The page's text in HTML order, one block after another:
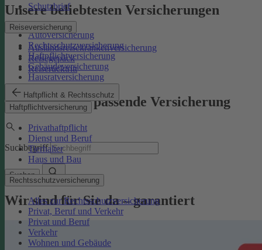
Schutzbrief
Reiseversicherung
Auslandsreisekrankenversicherung
Reisegepäck
Reiserücktritt
Haftpflicht & Rechtsschutz
Haftpflichtversicherung
Privathaftpflicht
Dienst und Beruf
Tierhalter
Haus und Bau
Rechtsschutzversicherung
Alles zur Rechtsschutzversicherung
Privat, Beruf und Verkehr
Privat und Beruf
Verkehr
Wohnen und Gebäude
Unsere beliebtesten Versicherungen
Autoversicherung
Rechtsschutzversicherung
Haftpflichtversicherung
Gebäudeversicherung
Hausratversicherung
Finden Sie die passende Versicherung
Suchbegriff
Suchen
Wir sind für Sie da – garantiert